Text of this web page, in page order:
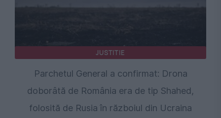
JUSTITIE
Parchetul General a confirmat: Drona
doborâtă de România era de tip Shahed,
folosită de Rusia în războiul din Ucraina